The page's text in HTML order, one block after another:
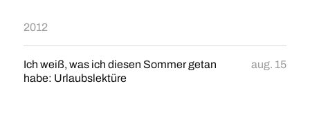
2012
Ich weiß, was ich diesen Sommer getan
habe: Urlaubslektüre
aug. 15